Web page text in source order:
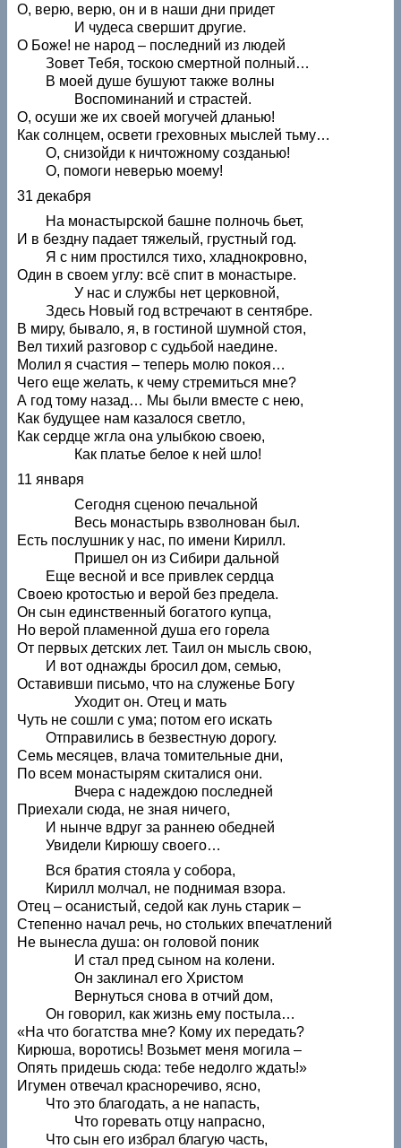
О, верю, верю, он и в наши дни придет
И чудеса свершит другие.
О Боже! не народ – последний из людей
Зовет Тебя, тоскою смертной полный…
В моей душе бушуют также волны
Воспоминаний и страстей.
О, осуши же их своей могучей дланью!
Как солнцем, освети греховных мыслей тьму…
О, снизойди к ничтожному созданью!
О, помоги неверью моему!
31 декабря
На монастырской башне полночь бьет,
И в бездну падает тяжелый, грустный год.
Я с ним простился тихо, хладнокровно,
Один в своем углу: всё спит в монастыре.
У нас и службы нет церковной,
Здесь Новый год встречают в сентябре.
В миру, бывало, я, в гостиной шумной стоя,
Вел тихий разговор с судьбой наедине.
Молил я счастия – теперь молю покоя…
Чего еще желать, к чему стремиться мне?
А год тому назад… Мы были вместе с нею,
Как будущее нам казалося светло,
Как сердце жгла она улыбкою своею,
Как платье белое к ней шло!
11 января
Сегодня сценою печальной
Весь монастырь взволнован был.
Есть послушник у нас, по имени Кирилл.
Пришел он из Сибири дальной
Еще весной и все привлек сердца
Своею кротостью и верой без предела.
Он сын единственный богатого купца,
Но верой пламенной душа его горела
От первых детских лет. Таил он мысль свою,
И вот однажды бросил дом, семью,
Оставивши письмо, что на служенье Богу
Уходит он. Отец и мать
Чуть не сошли с ума; потом его искать
Отправились в безвестную дорогу.
Семь месяцев, влача томительные дни,
По всем монастырям скиталися они.
Вчера с надеждою последней
Приехали сюда, не зная ничего,
И нынче вдруг за раннею обедней
Увидели Кирюшу своего…
Вся братия стояла у собора,
Кирилл молчал, не поднимая взора.
Отец – осанистый, седой как лунь старик –
Степенно начал речь, но стольких впечатлений
Не вынесла душа: он головой поник
И стал пред сыном на колени.
Он заклинал его Христом
Вернуться снова в отчий дом,
Он говорил, как жизнь ему постыла…
«На что богатства мне? Кому их передать?
Кирюша, воротись! Возьмет меня могила –
Опять придешь сюда: тебе недолго ждать!»
Игумен отвечал красноречиво, ясно,
Что это благодать, а не напасть,
Что горевать отцу напрасно,
Что сын его избрал благую часть,